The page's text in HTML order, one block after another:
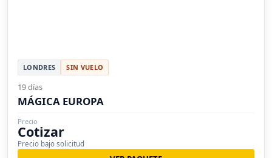
LONDRES SIN VUELO
19 días
MÁGICA EUROPA
Precio
Cotizar
Precio bajo solicitud